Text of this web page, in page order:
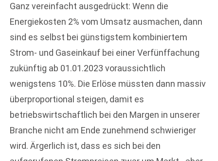
Ganz vereinfacht ausgedrückt: Wenn die
Energiekosten 2% vom Umsatz ausmachen, dann
sind es selbst bei günstigstem kombiniertem
Strom- und Gaseinkauf bei einer Verfünffachung
zukünftig ab 01.01.2023 voraussichtlich
wenigstens 10%. Die Erlöse müssten dann massiv
überproportional steigen, damit es
betriebswirtschaftlich bei den Margen in unserer
Branche nicht am Ende zunehmend schwieriger
wird. Ärgerlich ist, dass es sich bei den